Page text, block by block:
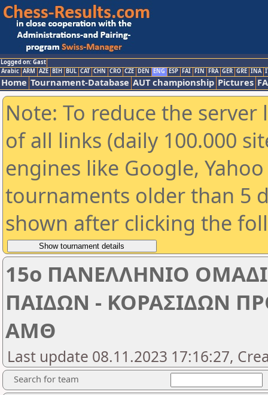
Logged on: Gast
Arabic ARM AZE BIH BUL CAT CHN CRO CZE DEN ENG ESP FAI FIN FRA GER GRE INA
Home Tournament-Database AUT championship Pictures
Note: To reduce the
of all links (daily 100.000
engines like Google,
tournaments older than 5
shown after clicking the
15ο ΠΑΝΕΛΛΗΝΙΟ
ΠΑΙΔΩΝ - ΚΟΡΑΣΙΔΩΝ
ΑΜΘ
Last update 08.11.2023 17:16:27,
Search for team